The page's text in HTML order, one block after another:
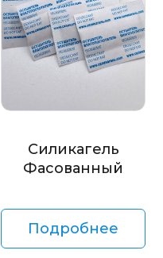
Силикагель
Фасованный
Подробнее